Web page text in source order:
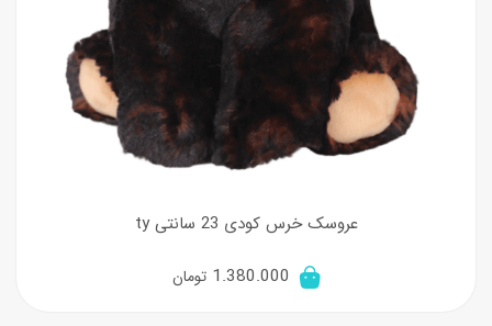
عروسک خرس کودی 23 سانتی ty
1.380.000 تومان